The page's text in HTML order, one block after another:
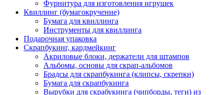
Фурнитура для изготовления игрушек
Квиллинг (бумагокручение)
Бумага для квиллинга
Инструменты для квиллинга
Подарочная упаковка
Скрапбукинг, кардмейкинг
Акриловые блоки, держатели для штампов
Альбомы, основы для скрап-альбомов
Брадсы для скрапбукинга (клипсы, скрепки)
Бумага для скрапбукинга
Вырубки для скрабукинга (чипборды, теги) из